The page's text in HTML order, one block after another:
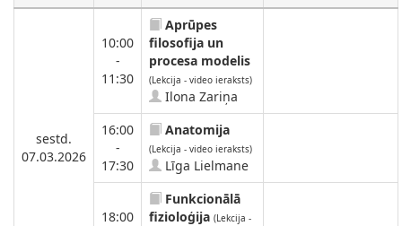
sestd.
07.03.2026
10:00
-
11:30
Aprūpes
filosofija un
procesa modelis
(Lekcija - video ieraksts)
Ilona Zariņa
16:00
-
17:30
Anatomija
(Lekcija - video ieraksts)
Līga Lielmane
18:00
Funkcionālā
fizioloģija (Lekcija -